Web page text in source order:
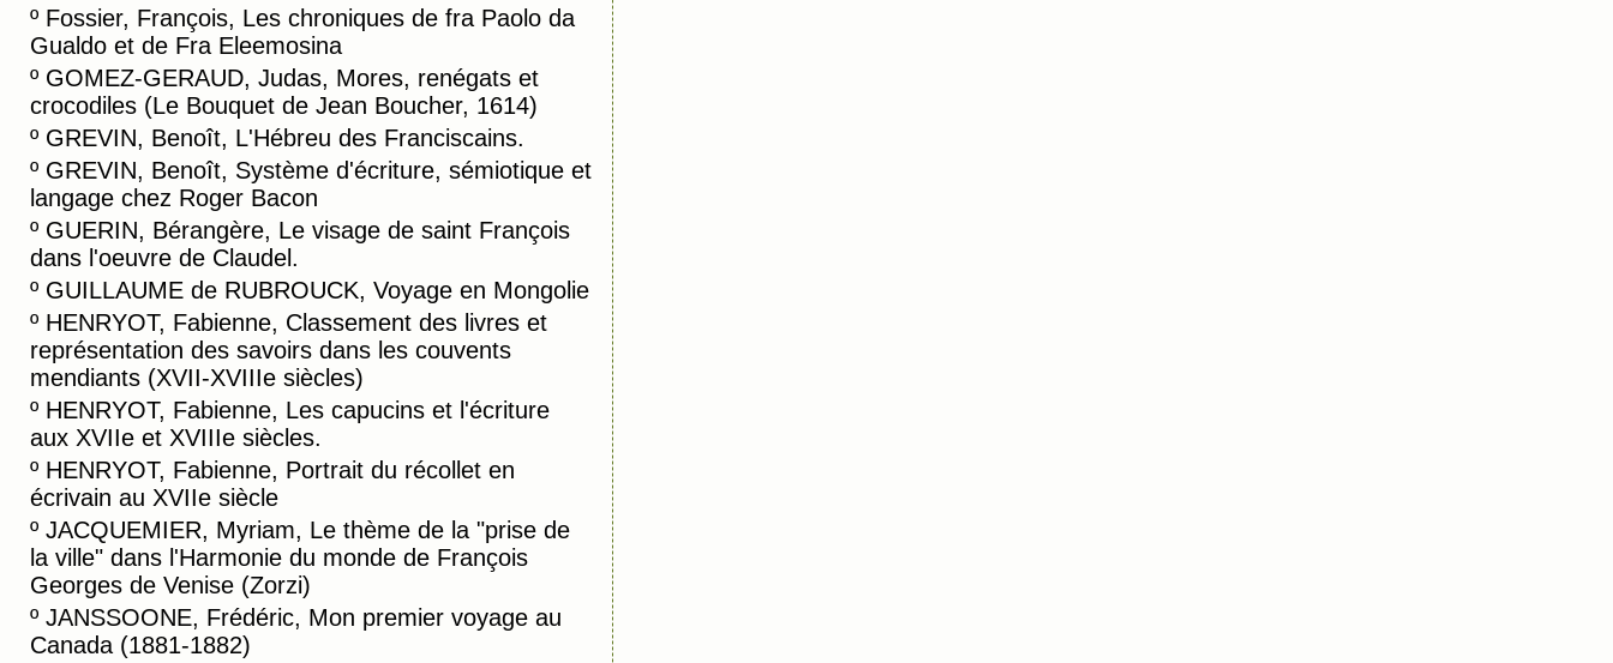
º Fossier, François, Les chroniques de fra Paolo da
Gualdo et de Fra Eleemosina
º GOMEZ-GERAUD, Judas, Mores, renégats et
crocodiles (Le Bouquet de Jean Boucher, 1614)
º GREVIN, Benoît, L'Hébreu des Franciscains.
º GREVIN, Benoît, Système d'écriture, sémiotique et
langage chez Roger Bacon
º GUERIN, Bérangère, Le visage de saint François
dans l'oeuvre de Claudel.
º GUILLAUME de RUBROUCK, Voyage en Mongolie
º HENRYOT, Fabienne, Classement des livres et
représentation des savoirs dans les couvents
mendiants (XVII-XVIIIe siècles)
º HENRYOT, Fabienne, Les capucins et l'écriture
aux XVIIe et XVIIIe siècles.
º HENRYOT, Fabienne, Portrait du récollet en
écrivain au XVIIe siècle
º JACQUEMIER, Myriam, Le thème de la "prise de
la ville" dans l'Harmonie du monde de François
Georges de Venise (Zorzi)
º JANSSOONE, Frédéric, Mon premier voyage au
Canada (1881-1882)